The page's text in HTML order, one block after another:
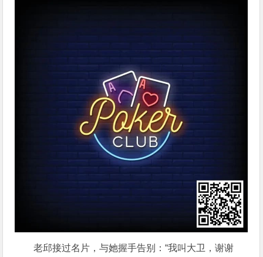
老邱接过名片，与她握手告别：“我叫大卫，谢谢